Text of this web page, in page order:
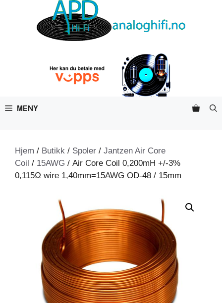
MENY
Hjem / Butikk / Spoler / Jantzen Air Core
Coil / 15AWG / Air Core Coil 0,200mH +/-3%
0,115Ω wire 1,40mm=15AWG OD-48 / 15mm